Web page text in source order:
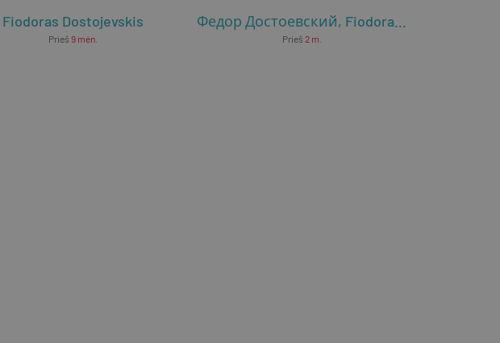
Fiodoras Dostojevskis
Prieš 9 mėn.
Федор Достоевский, Fiodoras Dostojevskis
Prieš 2 m.